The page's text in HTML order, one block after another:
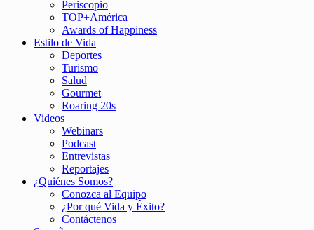
Periscopio
TOP+América
Awards of Happiness
Estilo de Vida
Deportes
Turismo
Salud
Gourmet
Roaring 20s
Videos
Webinars
Podcast
Entrevistas
Reportajes
¿Quiénes Somos?
Conozca al Equipo
¿Por qué Vida y Éxito?
Contáctenos